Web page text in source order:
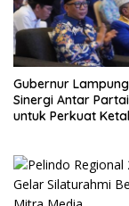
Gubernur
Sinergi Antar
untuk Perkuat